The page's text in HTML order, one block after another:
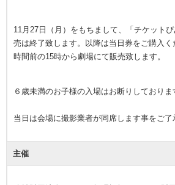
11月27日（月）をもちまして、「チケット
売は終了致します。以降は当日券をご購入
時間前の15時から劇場にて販売致します。
６歳未満のお子様の入場はお断りしておりま
当日は会場に撮影業者が同席します事をご了
主催